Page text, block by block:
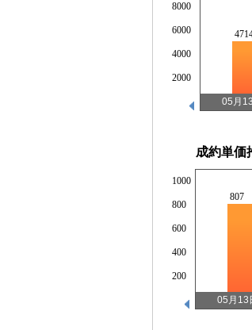
8000
6000
4000
2000
05月
成約単価
1000
800
600
400
200
807
05月13